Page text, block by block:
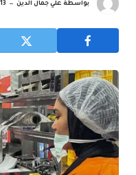
بواسطة علي جمال الدين 13 ديسمبر، 2025